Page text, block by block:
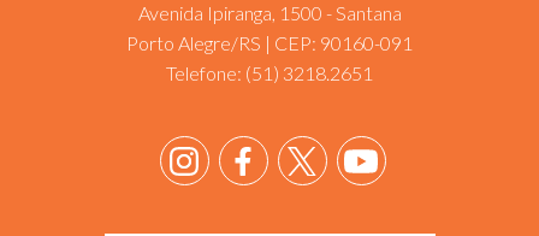
Avenida Ipiranga, 1500 - Santana
Porto Alegre/RS | CEP: 90160-091
Telefone: (51) 3218.2651